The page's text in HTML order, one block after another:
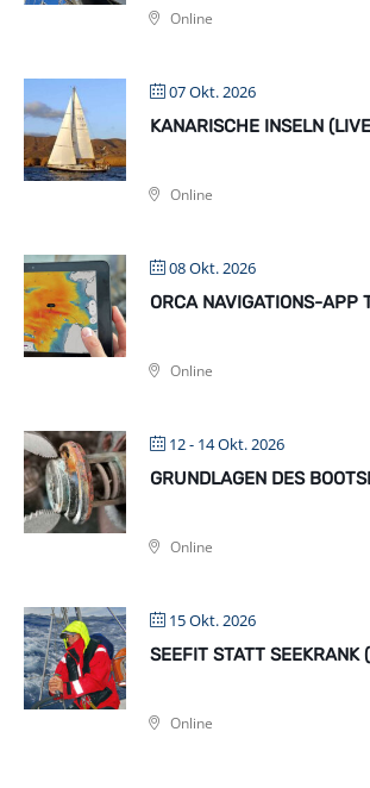
Online
07 Okt. 2026
KANARISCHE INSELN
Online
08 Okt. 2026
ORCA NAVIGATIONS-APP
Online
12 - 14 Okt. 2026
GRUNDLAGEN DES
Online
15 Okt. 2026
SEEFIT STATT SEEKRANK
Online